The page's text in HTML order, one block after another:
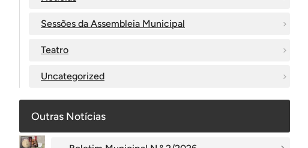
Sessões da Assembleia Municipal
Teatro
Uncategorized
Outras Notícias